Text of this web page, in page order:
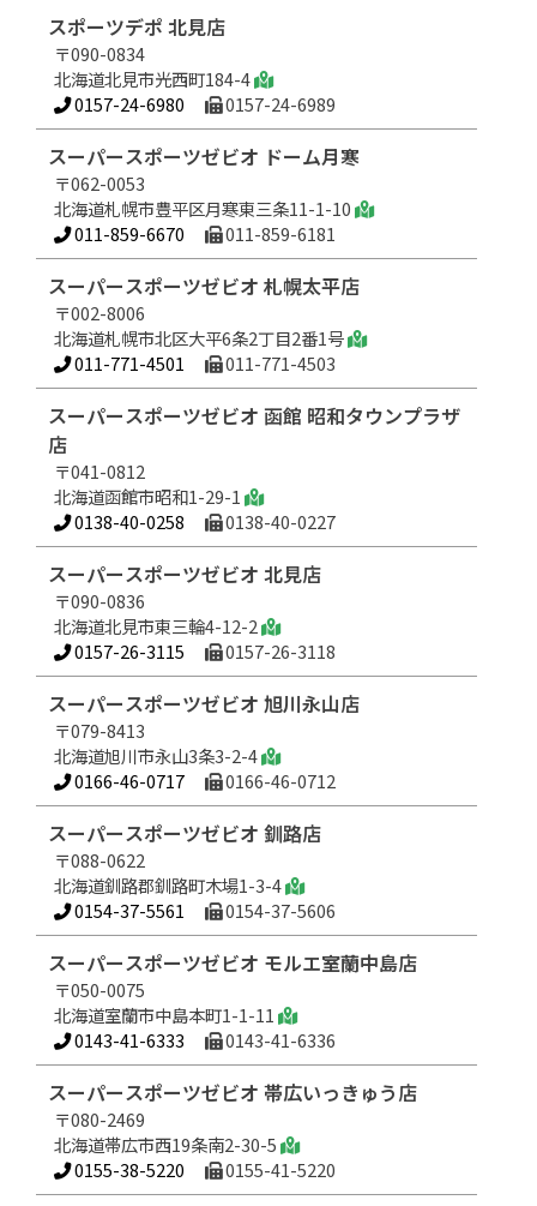
スポーツデポ 北見店
〒090-0834
北海道北見市光西町184-4
0157-24-6980
0157-24-6989
スーパースポーツゼビオ ドーム月寒
〒062-0053
北海道札幌市豊平区月寒東三条11-1-10
011-859-6670
011-859-6181
スーパースポーツゼビオ 札幌太平店
〒002-8006
北海道札幌市北区大平6条2丁目2番1号
011-771-4501
011-771-4503
スーパースポーツゼビオ 函館 昭和タウンプラザ
店
〒041-0812
北海道函館市昭和1-29-1
0138-40-0258
0138-40-0227
スーパースポーツゼビオ 北見店
〒090-0836
北海道北見市東三輪4-12-2
0157-26-3115
0157-26-3118
スーパースポーツゼビオ 旭川永山店
〒079-8413
北海道旭川市永山3条3-2-4
0166-46-0717
0166-46-0712
スーパースポーツゼビオ 釧路店
〒088-0622
北海道釧路郡釧路町木場1-3-4
0154-37-5561
0154-37-5606
スーパースポーツゼビオ モルエ室蘭中島店
〒050-0075
北海道室蘭市中島本町1-1-11
0143-41-6333
0143-41-6336
スーパースポーツゼビオ 帯広いっきゅう店
〒080-2469
北海道帯広市西19条南2-30-5
0155-38-5220
0155-41-5220